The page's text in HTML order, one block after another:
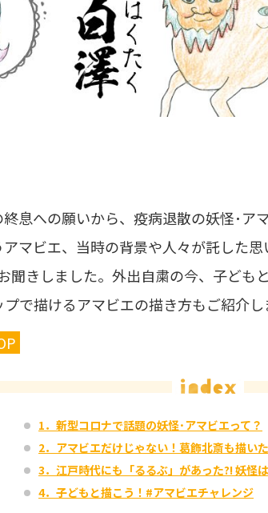
息への願いから、疫病退散の妖怪･ア
マビエ、当時の背景や人々が託した
聞きしました。外出自粛の今、子ども
で描けるアマビエの描き方もご紹介し
1．新型コロナで話題の妖怪･アマビエって？
2．アマビエだけじゃない！葛飾北斎も描い
3．江戸時代にも「るるぶ」があった?! 妖怪
4．子どもと描こう！#アマビエチャレンジ